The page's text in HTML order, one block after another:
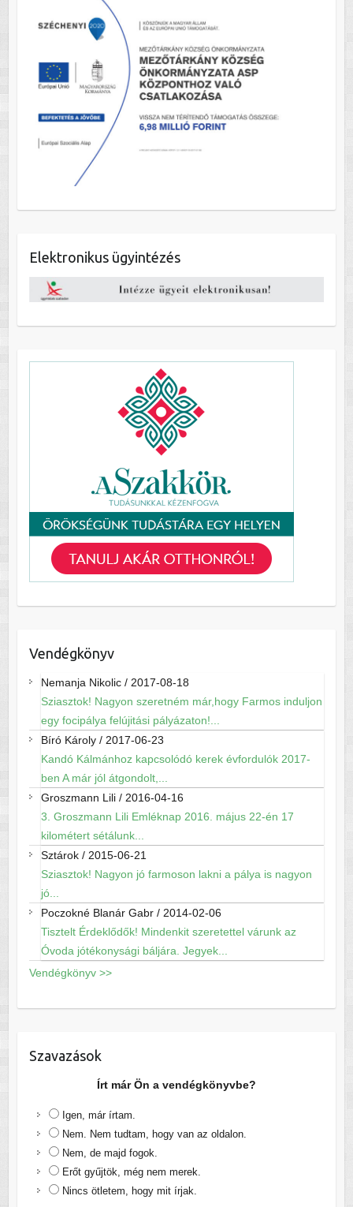
Elektronikus ügyintézés
Vendégkönyv
Nemanja Nikolic/ 2017-08-18
Sziasztok! Nagyon szeretném már,hogy Farmos induljon
egy focipálya felújitási pályázaton!...
Bíró Károly/ 2017-06-23
Kandó Kálmánhoz kapcsolódó kerek évfordulók 2017-
ben A már jól átgondolt,...
Groszmann Lili/ 2016-04-16
3. Groszmann Lili Emléknap 2016. május 22-én 17
kilométert sétálunk...
Sztárok/ 2015-06-21
Sziasztok! Nagyon jó farmoson lakni a pálya is nagyon
jó...
Poczokné Blanár Gabr/ 2014-02-06
Tisztelt Érdeklődők! Mindenkit szeretettel várunk az
Óvoda jótékonysági báljára. Jegyek...
Vendégkönyv >>
Szavazások
Írt már Ön a vendégkönyvbe?
Igen, már írtam.
Nem. Nem tudtam, hogy van az oldalon.
Nem, de majd fogok.
Erőt gyűjtök, még nem merek.
Nincs ötletem, hogy mit írjak.